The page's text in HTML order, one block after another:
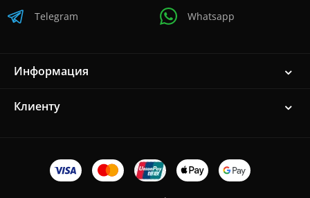
Telegram Whatsapp
Информация
Клиенту